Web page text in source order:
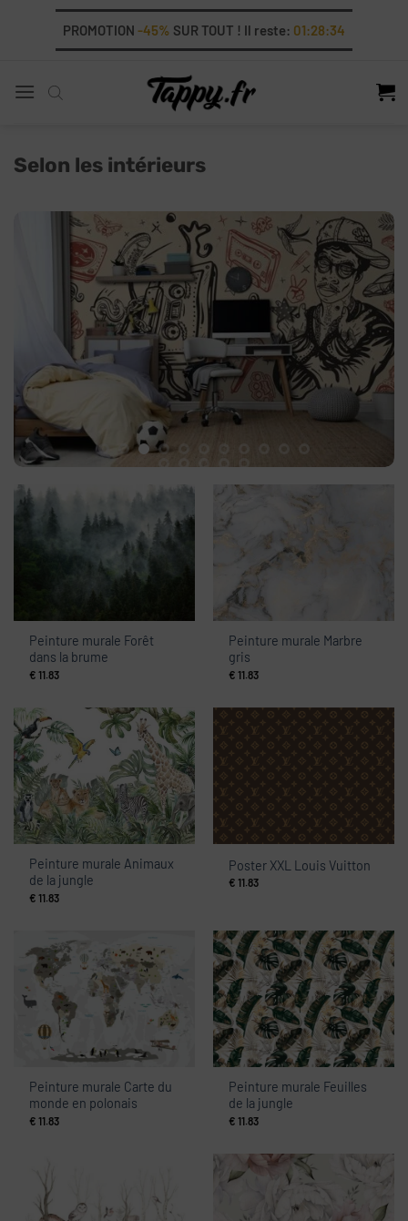
PROMOTION-45% SUR TOUT ! Il reste: 01:28:32
Selon les intérieurs
Peinture murale Forêt
dans la brume
€ 11.83
Peinture murale Marbre
gris
€ 11.83
Peinture murale Animaux
de la jungle
€ 11.83
Poster XXL Louis Vuitton
€ 11.83
Peinture murale Carte du
monde en polonais
€ 11.83
Peinture murale Feuilles
de la jungle
€ 11.83